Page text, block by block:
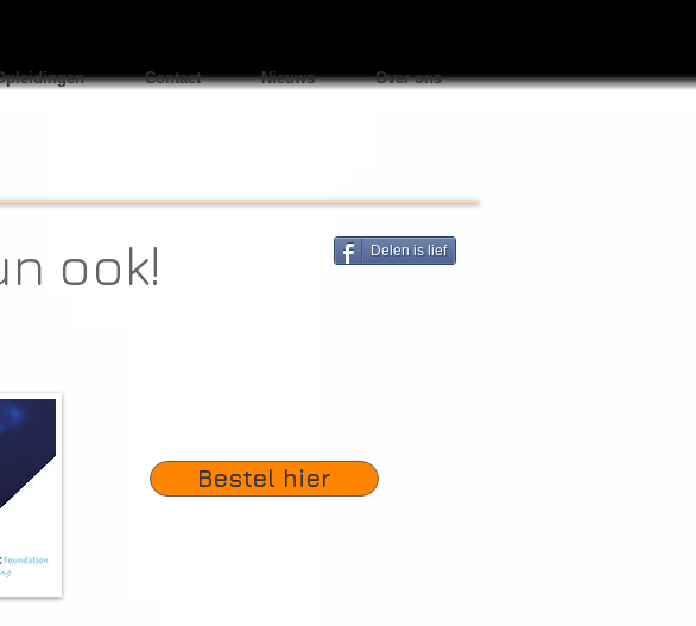
Contact Nieuws Over ons
ook! Delen is lief
Bestel hier